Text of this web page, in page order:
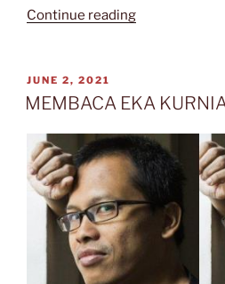
Continue reading“Budi
Anak
Sebuah
Obituari”
POSTED
ON
JUNE 2, 2021
MEMBACA EKA